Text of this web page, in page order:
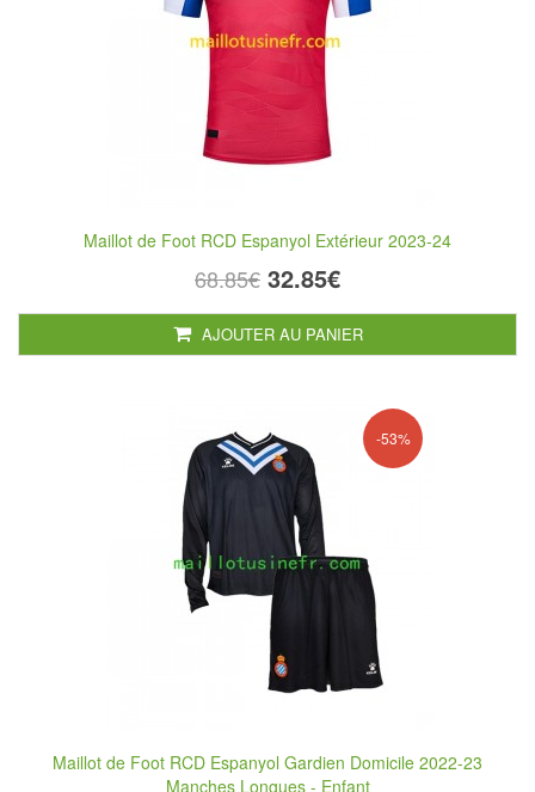
Maillot de Foot RCD Espanyol Extérieur 2023-24
68.85€ 32.85€
AJOUTER AU PANIER
-53%
Maillot de Foot RCD Espanyol Gardien Domicile 2022-23
Manches Longues - Enfant